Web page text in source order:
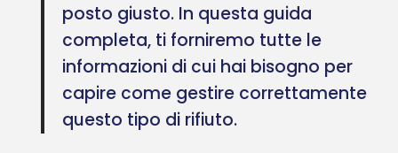
posto giusto. In questa guida
completa, ti forniremo tutte le
informazioni di cui hai bisogno per
capire come gestire correttamente
questo tipo di rifiuto.